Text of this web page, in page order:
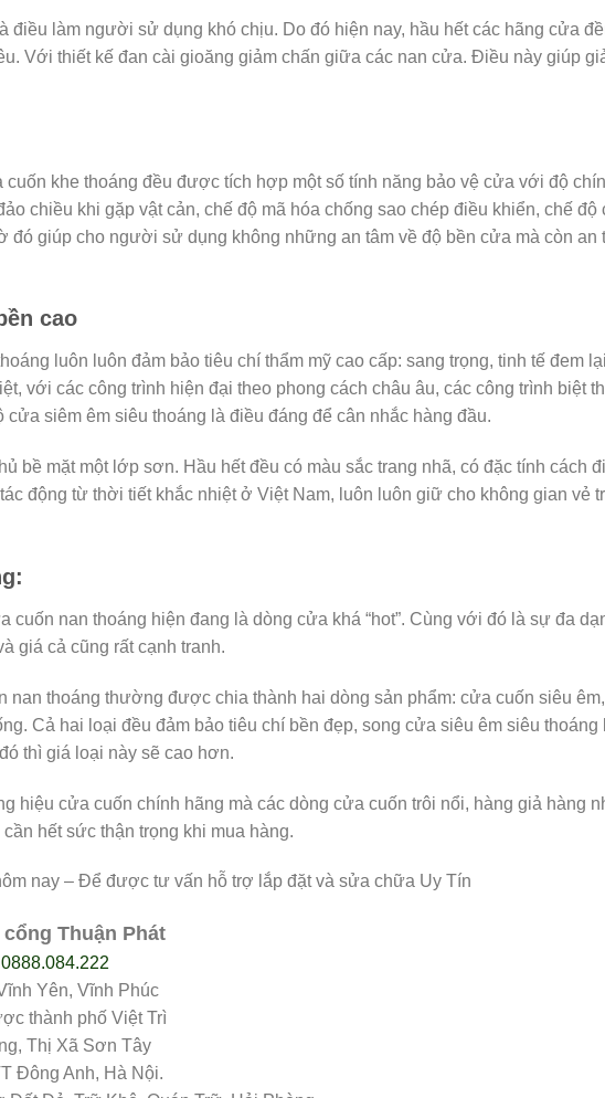
điều làm người sử dụng khó chịu. Do đó hiện nay, hầu hết các hãng cửa
Với thiết kế đan cài gioăng giảm chấn giữa các nan cửa. Điều này giúp
cuốn khe thoáng đều được tích hợp một số tính năng bảo vệ cửa với độ
chiều khi gặp vật cản, chế độ mã hóa chống sao chép điều khiển, chế độ
giúp cho người sử dụng không những an tâm về độ bền cửa mà còn an
cao
luôn luôn đảm bảo tiêu chí thẩm mỹ cao cấp: sang trọng, tinh tế đem
với các công trình hiện đại theo phong cách châu âu, các công trình biệt
siêm êm siêu thoáng là điều đáng để cân nhắc hàng đầu.
bề mặt một lớp sơn. Hầu hết đều có màu sắc trang nhã, có đặc tính cách
động từ thời tiết khắc nhiệt ở Việt Nam, luôn luôn giữ cho không gian vẻ
cuốn nan thoáng hiện đang là dòng cửa khá “hot”. Cùng với đó là sự đa
giá cả cũng rất cạnh tranh.
nan thoáng thường được chia thành hai dòng sản phẩm: cửa cuốn siêu
Cả hai loại đều đảm bảo tiêu chí bền đẹp, song cửa siêu êm siêu thoáng
thì giá loại này sẽ cao hơn.
hiệu cửa cuốn chính hãng mà các dòng cửa cuốn trôi nổi, hàng giả hàng
hết sức thận trọng khi mua hàng.
nay – Để được tư vấn hỗ trợ lắp đặt và sửa chữa Uy Tín
Thuận Phát
0888.084.222
Yên, Vĩnh Phúc
thành phố Việt Trì
Thị Xã Sơn Tây
Đông Anh, Hà Nội.